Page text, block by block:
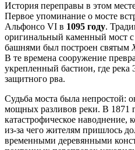
История переправы в этом
Первое упоминание о мосте
Альфонсо VI в 1095 году.
оригинальный каменный мост
башнями был построен святым
В те времена сооружение
укрепленный бастион, где
защитного рва.
Судьба моста была непростой:
мощных разливов реки. В 1871
катастрофическое наводнение,
из-за чего жителям пришлось
временными деревянными